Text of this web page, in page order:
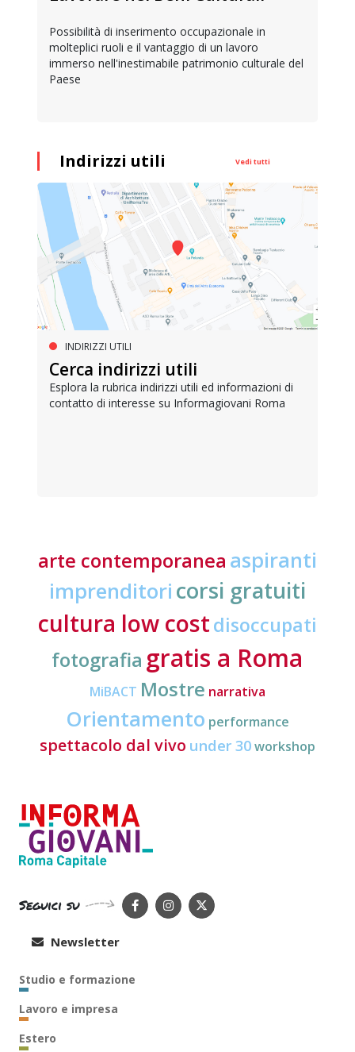
Possibilità di inserimento occupazionale in
molteplici ruoli e il vantaggio di un lavoro
immerso nell'inestimabile patrimonio culturale del
Paese
Indirizzi utili Vedi tutti
INDIRIZZI UTILI
Cerca indirizzi utili
Esplora la rubrica indirizzi utili ed informazioni di
contatto di interesse su Informagiovani Roma
arte contemporanea aspiranti
imprenditori corsi gratuiti
cultura low costdisoccupati
fotografia gratis a Roma
MiBACT Mostre narrativa
Orientamento performance
spettacolo dal vivo under 30workshop
Seguici su
Newsletter
Studio e formazione
Lavoro e impresa
Estero